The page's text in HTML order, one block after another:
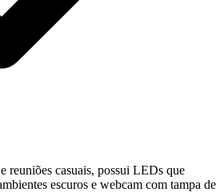
reuniões casuais, possui LEDs que
escuros e webcam com tampa de